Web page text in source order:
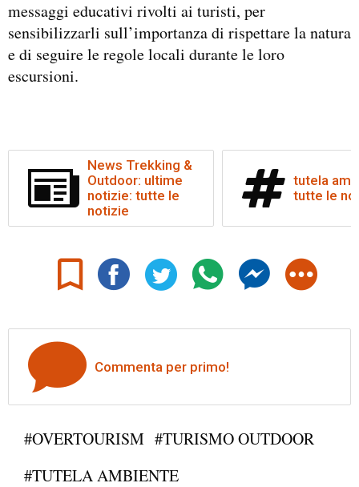
messaggi educativi rivolti ai turisti, per
sensibilizzarli sull’importanza di rispettare la natura
e di seguire le regole locali durante le loro
escursioni.
News Trekking &
Outdoor: ultime
notizie: tutte le
notizie
tutela
tutte le
Commenta per primo!
#OVERTOURISM #TURISMO OUTDOOR
#TUTELA AMBIENTE